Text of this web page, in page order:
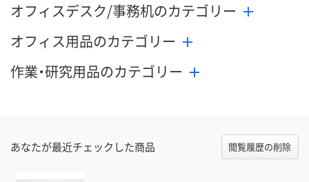
オフィスデスク/事務机のカテゴリー
オフィス用品のカテゴリー
作業・研究用品のカテゴリー
あなたが最近チェックした商品 閲覧履歴の削除